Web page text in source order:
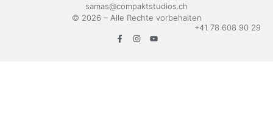
samas@compaktstudios.ch
© 2026 – Alle Rechte vorbehalten
+41 78 608 90 29